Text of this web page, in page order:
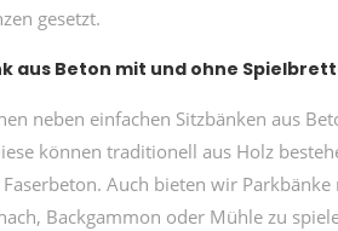
gesetzt.
aus Beton mit und ohne
neben einfachen Sitzbänken aus
können traditionell aus Holz
Auch bieten wir
Backgammon oder Mühle zu